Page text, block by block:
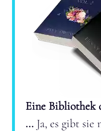
Eine Bibliothek
... Ja, es gibt sie